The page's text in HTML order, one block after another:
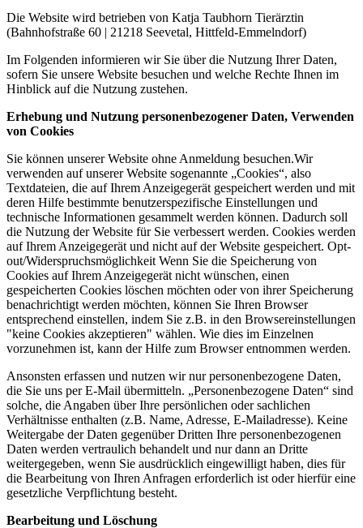
Die Website wird betrieben von Katja Taubhorn Tierärztin
(Bahnhofstraße 60 | 21218 Seevetal, Hittfeld-Emmelndorf)
Im Folgenden informieren wir Sie über die Nutzung Ihrer Daten,
sofern Sie unsere Website besuchen und welche Rechte Ihnen im
Hinblick auf die Nutzung zustehen.
Erhebung und Nutzung personenbezogener Daten, Verwenden
von Cookies
Sie können unserer Website ohne Anmeldung besuchen.Wir
verwenden auf unserer Website sogenannte „Cookies“, also
Textdateien, die auf Ihrem Anzeigegerät gespeichert werden und mit
deren Hilfe bestimmte benutzerspezifische Einstellungen und
technische Informationen gesammelt werden können. Dadurch soll
die Nutzung der Website für Sie verbessert werden. Cookies werden
auf Ihrem Anzeigegerät und nicht auf der Website gespeichert. Opt-
out/Widerspruchsmöglichkeit Wenn Sie die Speicherung von
Cookies auf Ihrem Anzeigegerät nicht wünschen, einen
gespeicherten Cookies löschen möchten oder von ihrer Speicherung
benachrichtigt werden möchten, können Sie Ihren Browser
entsprechend einstellen, indem Sie z.B. in den Browsereinstellungen
"keine Cookies akzeptieren" wählen. Wie dies im Einzelnen
vorzunehmen ist, kann der Hilfe zum Browser entnommen werden.
Ansonsten erfassen und nutzen wir nur personenbezogene Daten,
die Sie uns per E-Mail übermitteln. „Personenbezogene Daten“ sind
solche, die Angaben über Ihre persönlichen oder sachlichen
Verhältnisse enthalten (z.B. Name, Adresse, E-Mailadresse). Keine
Weitergabe der Daten gegenüber Dritten Ihre personenbezogenen
Daten werden vertraulich behandelt und nur dann an Dritte
weitergegeben, wenn Sie ausdrücklich eingewilligt haben, dies für
die Bearbeitung von Ihren Anfragen erforderlich ist oder hierfür eine
gesetzliche Verpflichtung besteht.
Bearbeitung und Löschung